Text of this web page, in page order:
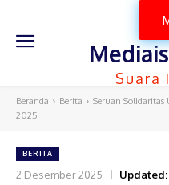
Suara
Beranda Berita
Seruan Solidaritas
2025
BERITA
2 Desember 2025 Updated: